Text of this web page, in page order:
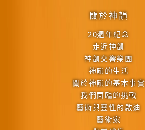
關於神韻
20週年紀念
走近神韻
神韻交響樂團
神韻的生活
關於神韻的基本事實
我們面臨的挑戰
藝術與靈性的啟迪
藝術家